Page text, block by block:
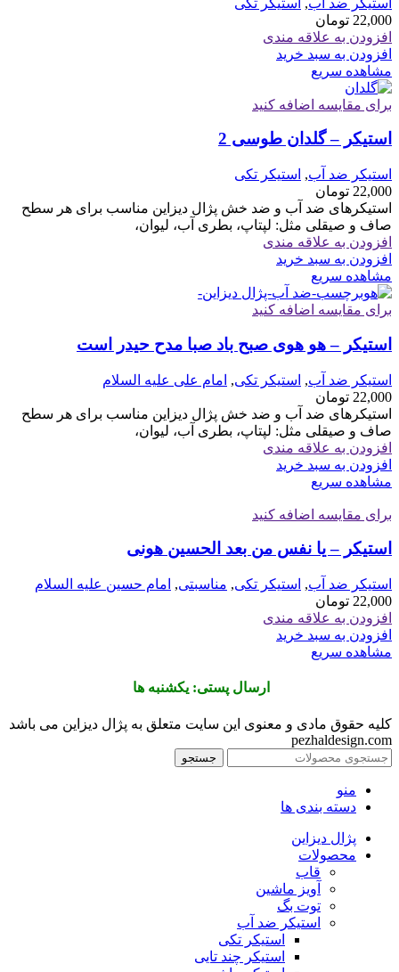
22,000 تومان
افزودن به علاقه مندی
افزودن به سبد خرید
مشاهده سریع
برای مقایسه اضافه کنید
استیکر – گلدان طوسی 2
استیکر ضد آب, استیکر تکی
22,000 تومان
استیکرهای ضد آب و ضد خش پژال دیزاین مناسب برای هر سطح
صاف و صیقلی مثل: لپتاپ، بطری آب، لیوان،
افزودن به علاقه مندی
افزودن به سبد خرید
مشاهده سریع
برای مقایسه اضافه کنید
استیکر – هو هوی صبح باد صبا مدح حیدر است
استیکر ضد آب, استیکر تکی, امام علی علیه السلام
22,000 تومان
استیکرهای ضد آب و ضد خش پژال دیزاین مناسب برای هر سطح
صاف و صیقلی مثل: لپتاپ، بطری آب، لیوان،
افزودن به علاقه مندی
افزودن به سبد خرید
مشاهده سریع
برای مقایسه اضافه کنید
استیکر – یا نفس من بعد الحسین هونی
استیکر ضد آب, استیکر تکی, مناسبتی, امام حسین علیه السلام
22,000 تومان
افزودن به علاقه مندی
افزودن به سبد خرید
مشاهده سریع
ارسال پستی: یکشنبه ها
کلیه حقوق مادی و معنوی این سایت متعلق به پژال دیزاین می باشد
pezhaldesign.com
جستجو
منو
دسته بندی ها
پژال دیزاین
محصولات
قاب
آویز ماشین
توت بگ
استیکر ضد آب
استیکر تکی
استیکر چند تایی